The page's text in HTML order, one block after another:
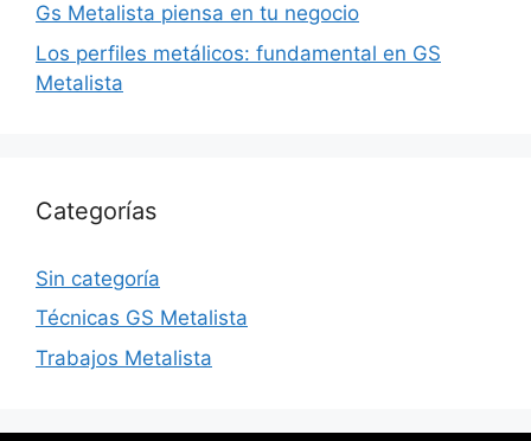
Gs Metalista piensa en tu negocio
Los perfiles metálicos: fundamental en GS
Metalista
Categorías
Sin categoría
Técnicas GS Metalista
Trabajos Metalista